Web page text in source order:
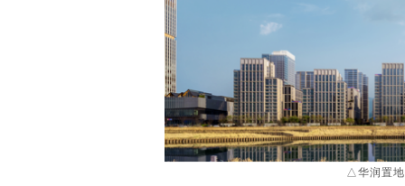
△华润置